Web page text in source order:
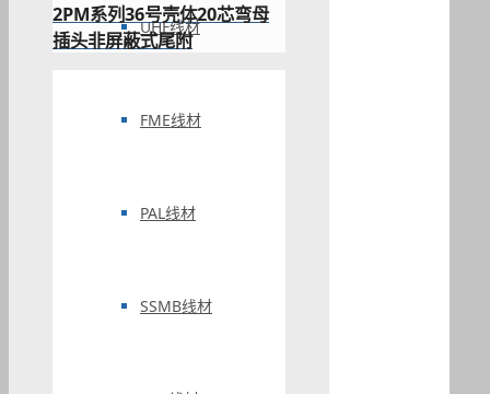
UHF线材
FME线材
PAL线材
SSMB线材
2PM系列36号壳体20芯弯母
插头非屏蔽式尾附